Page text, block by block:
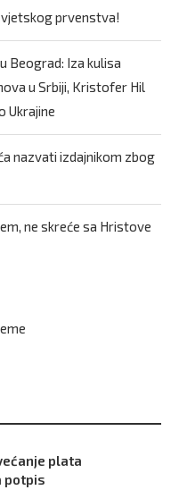
prvenstva!
Beograd: Iza kulisa
u Srbiji, Kristofer Hil
Ukrajine
nazvati izdajnikom zbog
ne skreće sa Hristove
plata
potpis